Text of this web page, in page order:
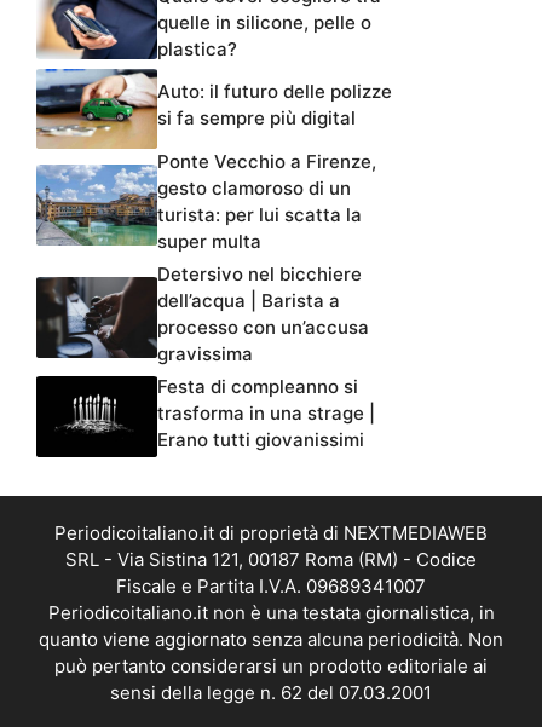
quelle in silicone, pelle o
plastica?
Auto: il futuro delle polizze
si fa sempre più digital
Ponte Vecchio a Firenze,
gesto clamoroso di un
turista: per lui scatta la
super multa
Detersivo nel bicchiere
dell’acqua | Barista a
processo con un’accusa
gravissima
Festa di compleanno si
trasforma in una strage |
Erano tutti giovanissimi
Periodicoitaliano.it di proprietà di NEXTMEDIAWEB
SRL - Via Sistina 121, 00187 Roma (RM) - Codice
Fiscale e Partita I.V.A. 09689341007
Periodicoitaliano.it non è una testata giornalistica, in
quanto viene aggiornato senza alcuna periodicità. Non
può pertanto considerarsi un prodotto editoriale ai
sensi della legge n. 62 del 07.03.2001